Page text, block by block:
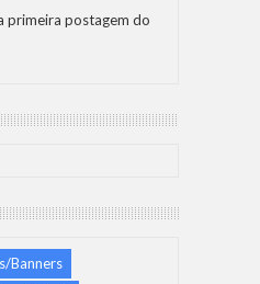
primeira postagem do
Banners